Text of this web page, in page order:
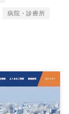
病院・診療所